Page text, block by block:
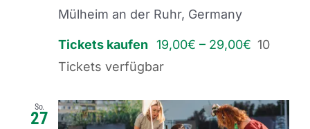
Mülheim an der Ruhr, Germany
Tickets kaufen 19,00€ – 29,00€ 10
Tickets verfügbar
So.
27